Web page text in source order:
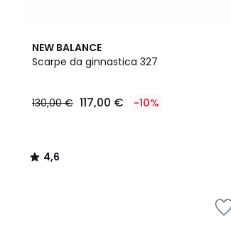
NEW BALANCE
Scarpe da ginnastica 327
130,00 € 117,00 € -10%
4,6
/ 5
4,6
/